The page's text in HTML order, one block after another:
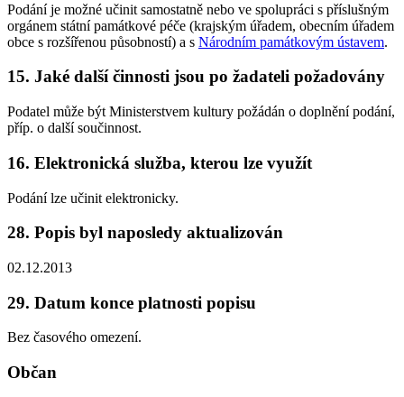
Podání je možné učinit samostatně nebo ve spolupráci s příslušným
orgánem státní památkové péče (krajským úřadem, obecním úřadem
obce s rozšířenou působností) a s Národním památkovým ústavem.
15. Jaké další činnosti jsou po žadateli požadovány
Podatel může být Ministerstvem kultury požádán o doplnění podání,
příp. o další součinnost.
16. Elektronická služba, kterou lze využít
Podání lze učinit elektronicky.
28. Popis byl naposledy aktualizován
02.12.2013
29. Datum konce platnosti popisu
Bez časového omezení.
Občan